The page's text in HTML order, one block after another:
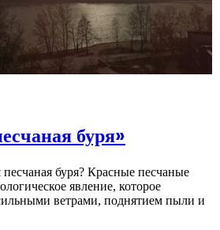
буря»
песчаная буря? Красные песчаные
явление, которое
ветрами, поднятием пыли и